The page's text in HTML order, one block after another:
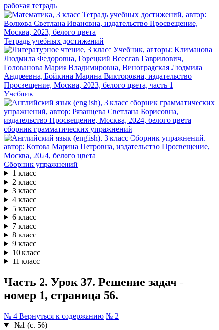
рабочая тетрадь
Тетрадь учебных достижений
Учебник
сборник грамматических упражнений
Сборник упражнений
1 класс
2 класс
3 класс
4 класс
5 класс
6 класс
7 класс
8 класс
9 класс
10 класс
11 класс
Часть 2. Урок 37. Решение задач -
номер 1, страница 56.
№ 4 Вернуться к содержанию № 2
№1 (с. 56)